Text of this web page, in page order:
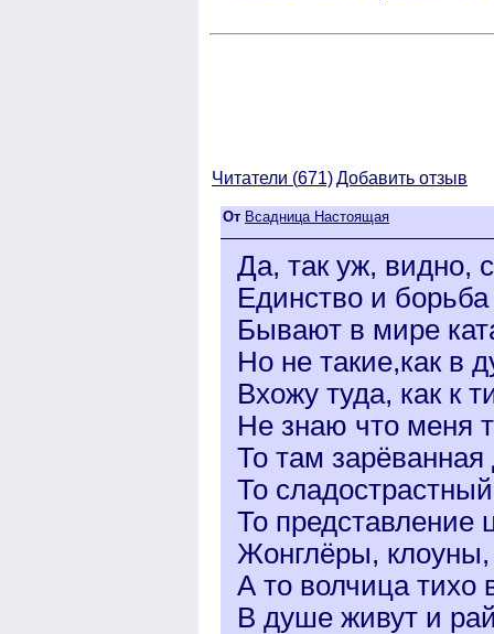
Читатели (671)Добавить отзыв
От Всадница Настоящая
Да, так уж, видно,
Единство и
Бывают в мире
Но не такие,как в
Вхожу туда, как к
Не знаю что меня
То там зарёванная
То
То представление
Жонглёры,
А то волчица тихо
В душе живут и